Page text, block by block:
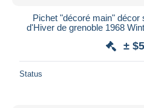
Closing in
Price
Pichet "décoré main"
d'Hiver de grenoble 1968
±
Status